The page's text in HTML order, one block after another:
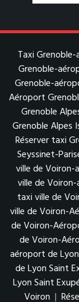
Taxi
Grenoble-
Grenoble-
Aéroport
Grenoble
Grenoble Alpes
Réserver taxi
Seyssinet-
ville de Voiron-
ville de
taxi ville de
ville de Voiron-
de Voiron-
de Voiron-
aéroport de
de Lyon Saint
Lyon Saint
Voiron |